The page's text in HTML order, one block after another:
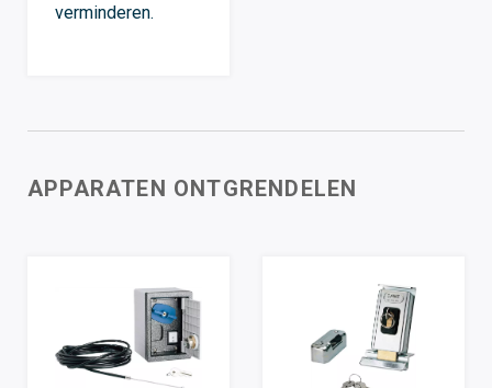
verminderen.
APPARATEN ONTGRENDELEN